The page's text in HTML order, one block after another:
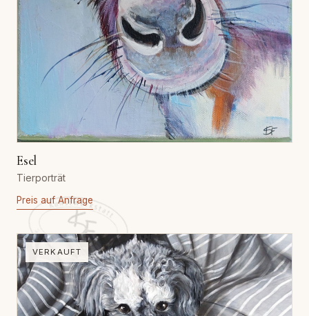
Esel
Tierporträt
Preis auf Anfrage
VERKAUFT